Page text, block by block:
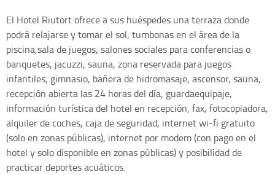
El Hotel Riutort ofrece a sus huéspedes una terraza donde
podrá relajarse y tomar el sol, tumbonas en el área de la
piscina,sala de juegos, salones sociales para conferencias o
banquetes, jacuzzi, sauna, zona reservada para juegos
infantiles, gimnasio, bañera de hidromasaje, ascensor, sauna,
recepción abierta las 24 horas del día, guardaequipaje,
información turística del hotel en recepción, fax, fotocopiadora,
alquiler de coches, caja de seguridad, internet wi-fi gratuito
(solo en zonas públicas), internet por modem (con pago en el
hotel y solo disponible en zonas públicas) y posibilidad de
practicar deportes acuáticos.